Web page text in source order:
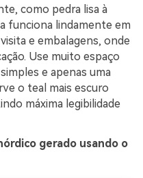
como pedra lisa à
funciona lindamente em
e embalagens, onde
Use muito espaço
e apenas uma
o teal mais escuro
máxima legibilidade
gerado usando o